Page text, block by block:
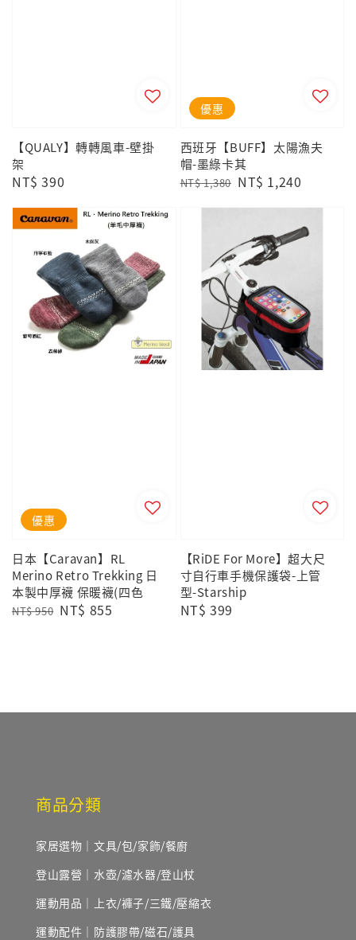
【QUALY】轉轉風車-壁掛
架
Regular
NT$ 390
優惠
西班牙【BUFF】太陽漁夫
帽-墨綠卡其
Regular
NT$ 1,380 Sale
NT$ 1,240
優惠
日本【Caravan】RL
Merino Retro Trekking 日
本製中厚襪 保暖襪(四色
Regular
NT$ 950 Sale
NT$ 855
【RiDE For More】超大尺
寸自行車手機保護袋-上管
型-Starship
Regular
NT$ 399
商品分類
家居選物｜文具/包/家飾/餐廚
登山露營｜水壺/濾水器/登山杖
運動用品｜上衣/褲子/三鐵/壓縮衣
運動配件｜防護膠帶/磁石/護具